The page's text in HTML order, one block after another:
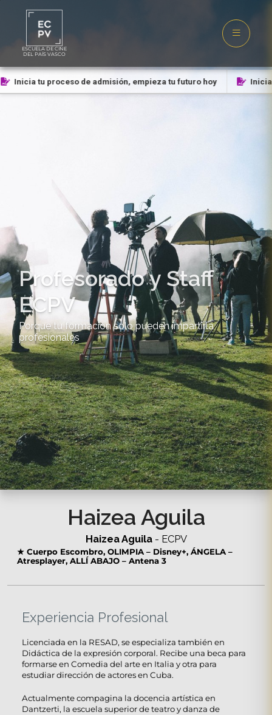
ESCUELA DE CINE
DEL PAÍS VASCO
Inicia tu proceso de admisión, empieza tu futuro hoy Inicia
Profesorado y Staff
ECPV
Porque tu formación solo pueden impartirla
profesionales
Haizea Aguila
Haizea Aguila- ECPV
★ Cuerpo Escombro, OLIMPIA – Disney+, ÁNGELA –
Atresplayer, ALLÍ ABAJO – Antena 3
Experiencia Profesional
Licenciada en la RESAD, se especializa también en
Didáctica de la expresión corporal. Recibe una beca para
formarse en Comedia del arte en Italia y otra para
estudiar dirección de actores en Cuba.
Actualmente compagina la docencia artística en
Dantzerti, la escuela superior de teatro y danza de